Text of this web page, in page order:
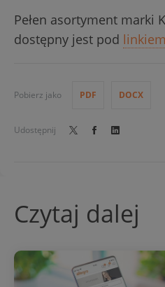
Pełen asortyment marki
dostępny jest pod linkiem
Pobierz jako PDF DOCX
Udostępnij
Czytaj dalej